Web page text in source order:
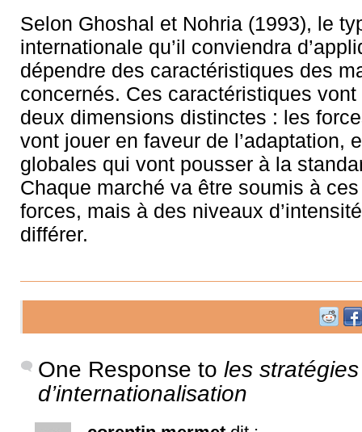
Selon Ghoshal et Nohria (1993), le
internationale qu’il conviendra
dépendre des caractéristiques des
concernés. Ces caractéristiques
deux dimensions distinctes : les
vont jouer en faveur de l’adaptation,
globales qui vont pousser à la
Chaque marché va être soumis à
forces, mais à des niveaux
différer.
One Response to les stratégies
d’internationalisation